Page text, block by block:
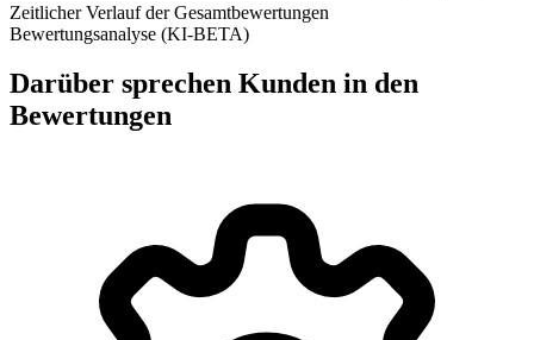
Zeitlicher Verlauf der Gesamtbewertungen
Bewertungsanalyse (KI-BETA)
Darüber sprechen Kunden in den
Bewertungen